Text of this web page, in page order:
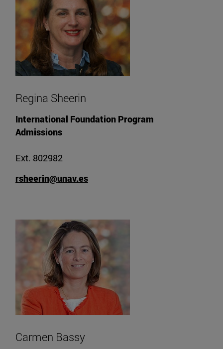
Regina Sheerin
International Foundation Program
Admissions
Ext. 802982
rsheerin@unav.es
Carmen Bassy